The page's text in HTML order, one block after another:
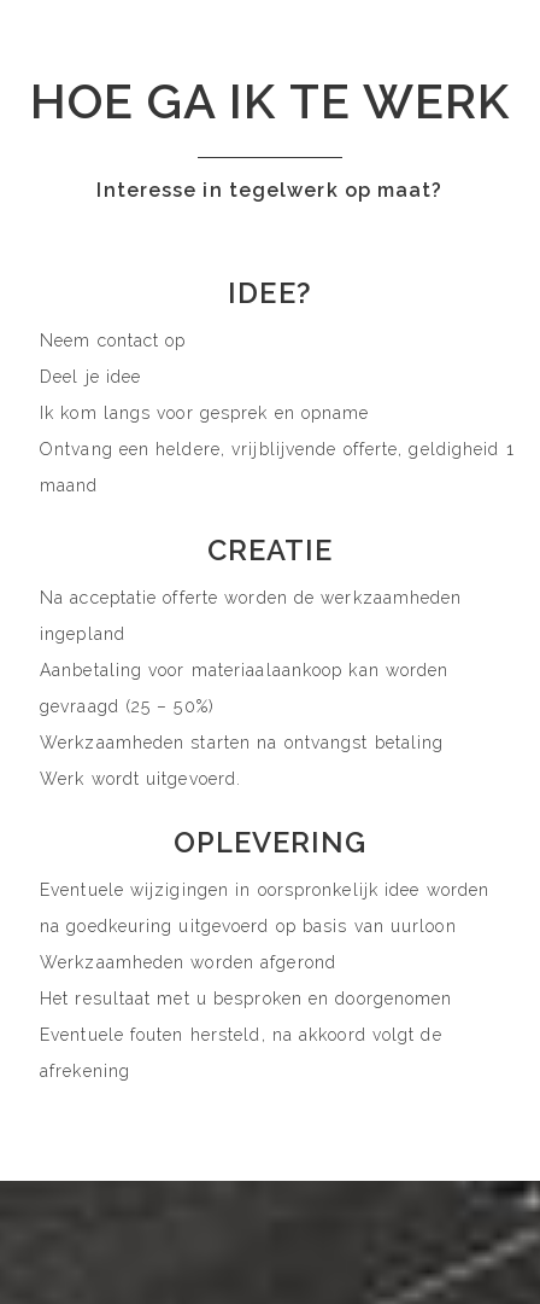
HOE GA IK TE WERK
Interesse in tegelwerk op maat?
IDEE?
Neem contact op
Deel je idee
Ik kom langs voor gesprek en opname
Ontvang een heldere, vrijblijvende offerte, geldigheid 1
maand
CREATIE
Na acceptatie offerte worden de werkzaamheden
ingepland
Aanbetaling voor materiaalaankoop kan worden
gevraagd (25 – 50%)
Werkzaamheden starten na ontvangst betaling
Werk wordt uitgevoerd.
OPLEVERING
Eventuele wijzigingen in oorspronkelijk idee worden
na goedkeuring uitgevoerd op basis van uurloon
Werkzaamheden worden afgerond
Het resultaat met u besproken en doorgenomen
Eventuele fouten hersteld, na akkoord volgt de
afrekening